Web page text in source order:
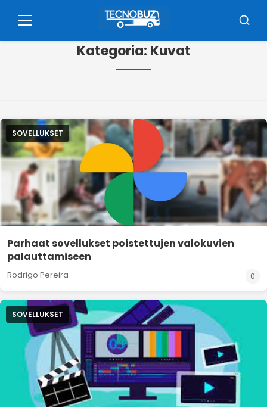
sisällön
Valikko
Kategoria: Kuvat
SOVELLUKSET
Parhaat sovellukset poistettujen valokuvien
palauttamiseen
Rodrigo Pereira 0
SOVELLUKSET